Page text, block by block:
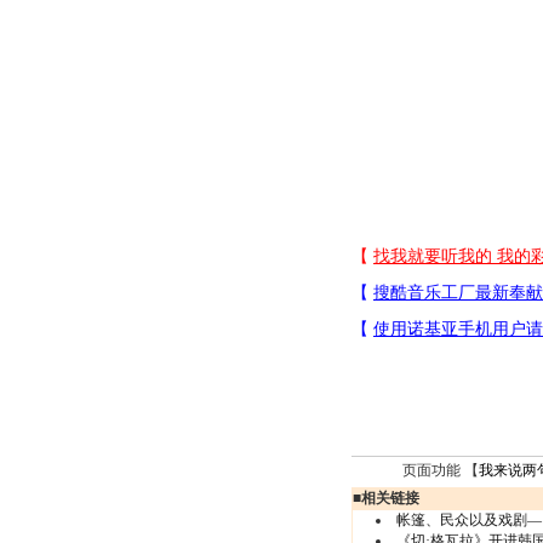
页面功能 【我来说两
■相关链接
帐篷、民众以及戏剧—